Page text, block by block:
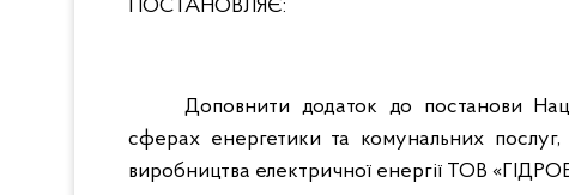
ПОСТАНОВЛЯЄ:
Доповнити додаток до постанови
сферах енергетики та комунальних
виробництва електричної енергії ТОВ